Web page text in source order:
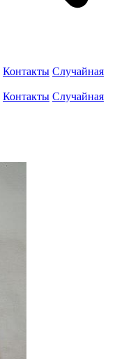
Контакты Случайная
Контакты Случайная